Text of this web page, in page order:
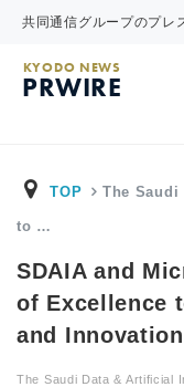
共同通信グループのプレ
KYODO NEWS
PRWIRE
TOP The
to …
SDAIA and
of Excellence
and Innovation
The Saudi Data & Artificial